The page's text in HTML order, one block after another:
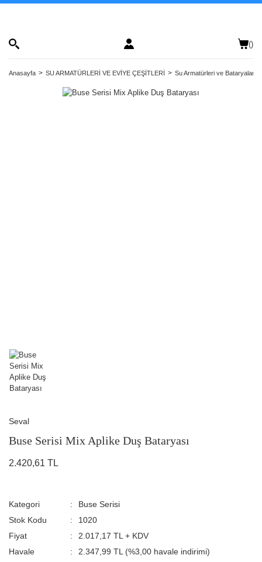
()
Anasayfa SU ARMATÜRLERİ VE EVİYE ÇEŞİTLERİ Su Armatürleri ve Bataryalar
Seval
Buse Serisi Mix Aplike Duş Bataryası
2.420,61 TL
Kategori
Buse Serisi
Stok Kodu
1020
Fiyat
2.017,17 TL + KDV
Havale
2.347,99 TL (%3,00 havale indirimi)